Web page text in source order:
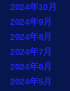
2024年10月
2024年9月
2024年8月
2024年7月
2024年6月
2024年5月